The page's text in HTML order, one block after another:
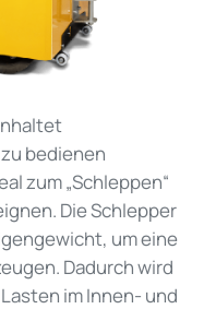
bedienen
zum „Schleppen“
Die Schlepper
um eine
Dadurch wird
im Innen- und